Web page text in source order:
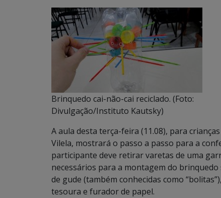
Brinquedo cai-não-cai reciclado. (Foto:
Divulgação/Instituto Kautsky)
A aula desta terça-feira (11.08), para
Vilela, mostrará o passo a passo para a
participante deve retirar varetas de uma
necessários para a montagem do
de gude (também conhecidas como
tesoura e furador de papel.